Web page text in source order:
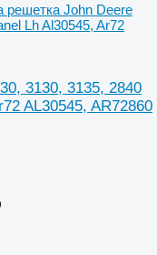
решетка John Deere
Lh Al30545, Ar72
3130, 3135, 2840
AL30545, AR72860